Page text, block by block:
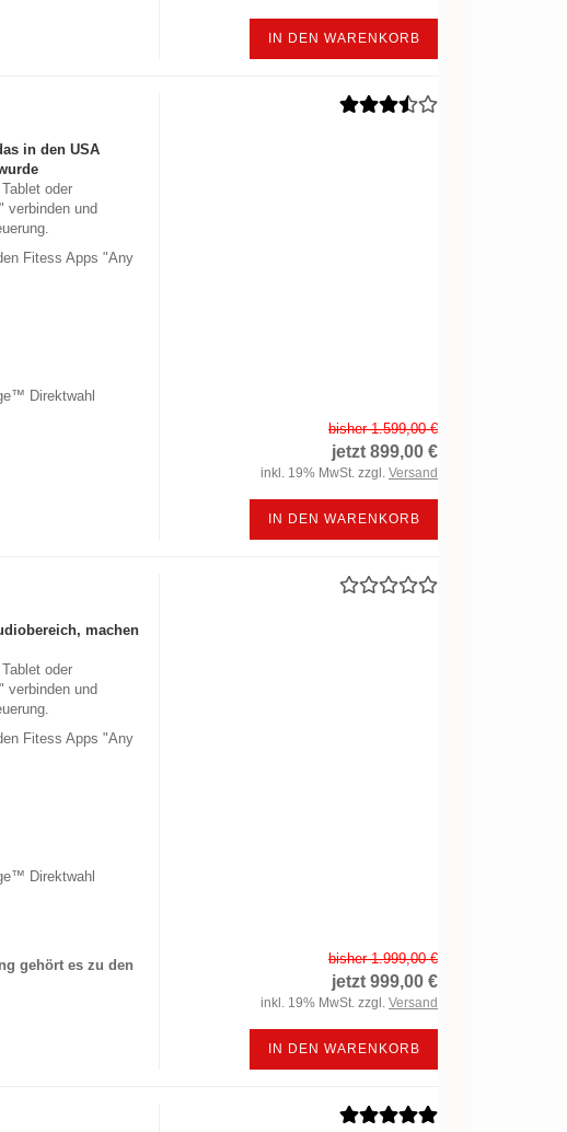
IN DEN WARENKORB
in den USA
oder
verbinden und
Fitess Apps "Any
Direktwahl
bisher 1.599,00 €
jetzt 899,00 €
inkl. 19% MwSt. zzgl. Versand
IN DEN WARENKORB
machen
oder
verbinden und
Fitess Apps "Any
Direktwahl
gehört es zu den
bisher 1.999,00 €
jetzt 999,00 €
inkl. 19% MwSt. zzgl. Versand
IN DEN WARENKORB